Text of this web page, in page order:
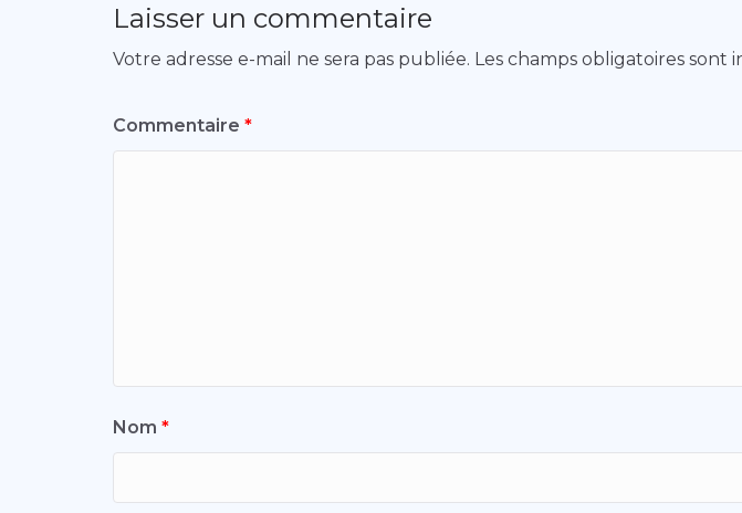
Laisser un commentaire
Votre adresse e-mail ne sera pas publiée. Les champs obligatoires sont
Commentaire *
Nom *